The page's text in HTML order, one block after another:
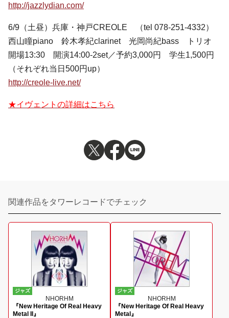
http://jazzlydian.com/
6/9（土昼）兵庫・神戸CREOLE （tel 078-251-4332）
西山瞳piano 鈴木孝紀clarinet 光岡尚紀bass トリオ
開場13:30 開演14:00-2set／予約3,000円 学生1,500円
（それぞれ当日500円up）
http://creole-live.net/
★イヴェントの詳細はこちら
関連作品をタワーレコードでチェック
ジャズ
NHORHM
『New Heritage Of Real Heavy
Metal II』
ジャズ
NHORHM
『New Heritage Of Real Heavy
Metal』